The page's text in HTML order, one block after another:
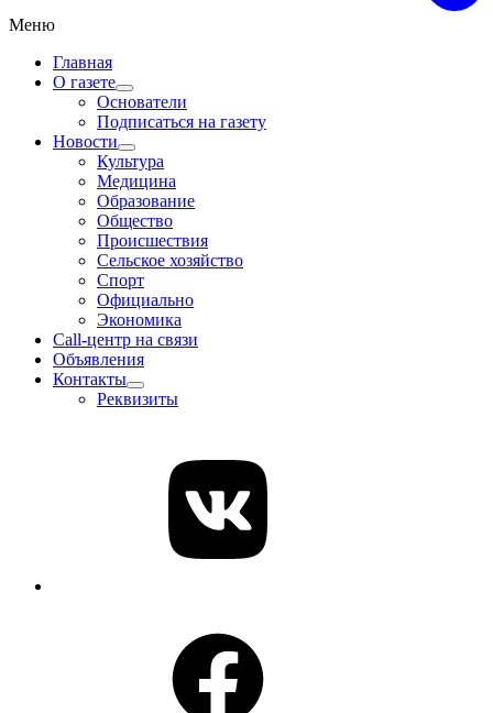
Меню
Главная
О газете
Основатели
Подписаться на газету
Новости
Культура
Медицина
Образование
Общество
Происшествия
Сельское хозяйство
Спорт
Официально
Экономика
Call-центр на связи
Объявления
Контакты
Реквизиты